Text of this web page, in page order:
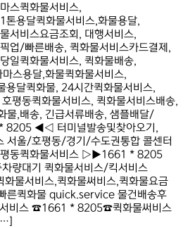
스퀵화물서비스,
톤용달퀵화물서비스,화물용달,
서비스요금조회, 대행서비스,
업/빠른배송, 퀵화물서비스카드결제,
일퀵화물서비스, 퀵화물배송,
스용달,화물퀵화물서비스,
용달퀵화물, 24시간퀵화물서비스,
동퀵화물서비스, 퀵화물서비스배송,
물,배송, 긴급서류배송, 샘플배달/
◀◁ 터미널발송및찾아오기,
서울/호평동/경기/수도권통합 콜센터
평동퀵화물서비스 ▷▶1661 * 8205
량대기 퀵화물서비스/킥서비스
화물서비스,퀵화물써비스,퀵화물요금
른퀵화물 quick.service 물건배송후
서비스 ☎1661 * 8205☎퀵화물써비스